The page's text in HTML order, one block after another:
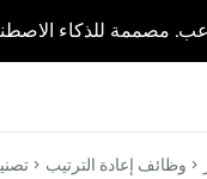
وظائف إعادة الترتيب